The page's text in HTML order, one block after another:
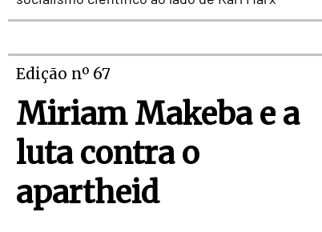
Edição nº 67
Miriam Makeba e a
luta contra o
apartheid